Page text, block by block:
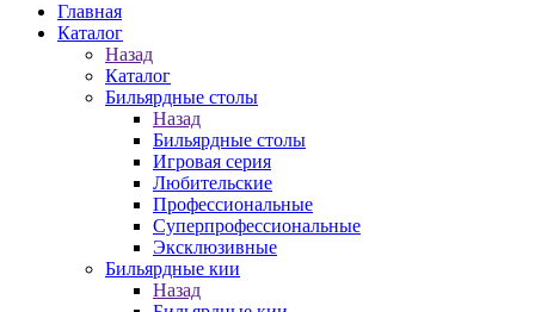
Главная
Каталог
Назад
Каталог
Бильярдные столы
Назад
Бильярдные столы
Игровая серия
Любительские
Профессиональные
Суперпрофессиональные
Эксклюзивные
Бильярдные кии
Назад